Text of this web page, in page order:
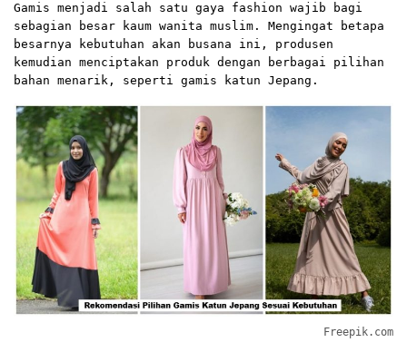
Gamis menjadi salah satu gaya fashion wajib bagi
sebagian besar kaum wanita muslim. Mengingat betapa
besarnya kebutuhan akan busana ini, produsen
kemudian menciptakan produk dengan berbagai pilihan
bahan menarik, seperti gamis katun Jepang.
Freepik.com